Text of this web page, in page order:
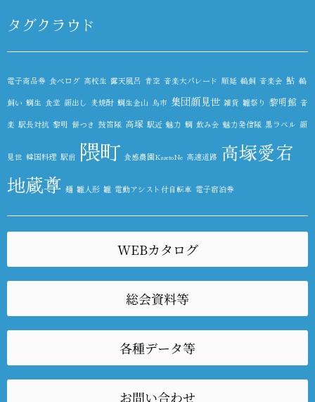
タグクラウド
電子商品券 食べログ 高校生 露天風呂 青空 音楽大パレード 順延 鵜飼 音楽会 鮎 鵜
飼い 鯛生 食堂 顔出し 麦焼酎 鯛生金山 鳥市 集団顔見世 雑貨 雛祭り 黎明館 音
楽 駅長対抗 黎明 餅つき 鼓笛隊 高塚 駅近 魅力 鯛 飲み会 魅力発信隊 黒ラベル 顔
見世 韓国料理 駅前 隈町 食感農園KazetoNe 高速道路 高塚愛宕
地蔵尊 麺 雛人形 雛 電動アシスト付自転車 電子宿泊券
WEBカタログ
総会資料等
各種データ等
お問い合わせ